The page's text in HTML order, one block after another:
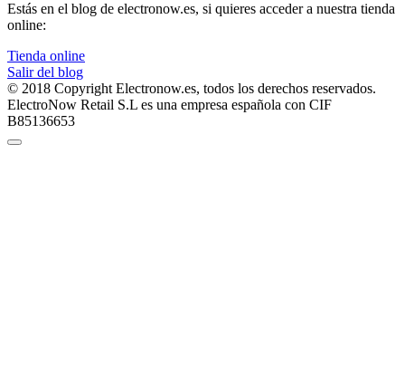
Estás en el blog de electronow.es, si quieres acceder a nuestra tienda
online:
Tienda online
Salir del blog
© 2018 Copyright Electronow.es, todos los derechos reservados.
ElectroNow Retail S.L es una empresa española con CIF
B85136653